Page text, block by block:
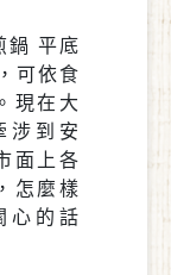
鍋 平底
可依食
現在大
涉到安
面上各
怎麼樣
心的話